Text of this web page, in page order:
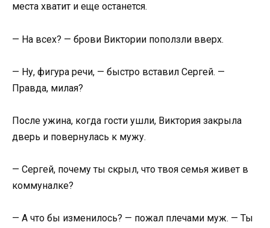
места хватит и еще останется.
— На всех? — брови Виктории поползли вверх.
— Ну, фигура речи, — быстро вставил Сергей. —
Правда, милая?
После ужина, когда гости ушли, Виктория закрыла
дверь и повернулась к мужу.
— Сергей, почему ты скрыл, что твоя семья живет в
коммуналке?
— А что бы изменилось? — пожал плечами муж. — Ты